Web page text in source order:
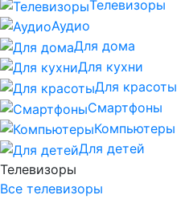
Телевизоры
Аудио
Для дома
Для кухни
Для красоты
Смартфоны
Компьютеры
Для детей
Телевизоры
Все телевизоры